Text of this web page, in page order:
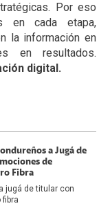
Por eso
en cada etapa,
la información en
en resultados.
digital.
a Jugá de
de
Fibra
jugá de titular con